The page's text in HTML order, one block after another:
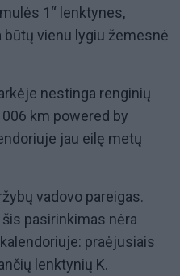
1“ lenktynes,
būtų vienu lygiu žemesnė
nestinga renginių
km powered by
jau eilę metų
vadovo pareigas.
pasirinkimas nėra
praėjusiais
lenktynių K.